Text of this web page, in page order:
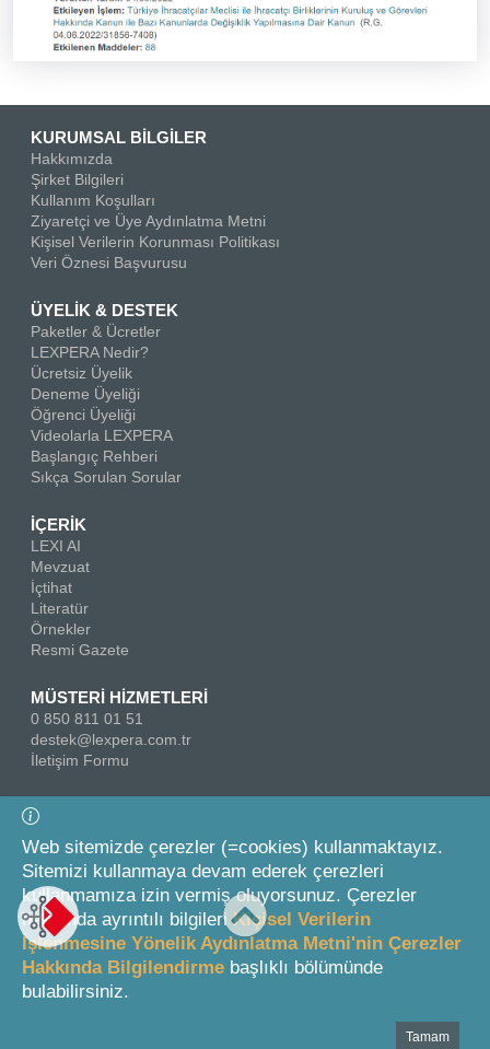
KURUMSAL BİLGİLER
Hakkımızda
Şirket Bilgileri
Kullanım Koşulları
Ziyaretçi ve Üye Aydınlatma Metni
Kişisel Verilerin Korunması Politikası
Veri Öznesi Başvurusu
ÜYELİK & DESTEK
Paketler & Ücretler
LEXPERA Nedir?
Ücretsiz Üyelik
Deneme Üyeliği
Öğrenci Üyeliği
Videolarla LEXPERA
Başlangıç Rehberi
Sıkça Sorulan Sorular
İÇERİK
LEXI AI
Mevzuat
İçtihat
Literatür
Örnekler
Resmi Gazete
MÜSTERİ HİZMETLERİ
0 850 811 01 51
destek@lexpera.com.tr
İletişim Formu
Bizi Takip Edin
© 2026 On İki Levha Yayıncılık A.Ş.
Web sitemizde çerezler (=cookies) kullanmaktayız.
Sitemizi kullanmaya devam ederek çerezleri
kullanmamıza izin vermiş oluyorsunuz. Çerezler
hakkında ayrıntılı bilgileriKişisel Verilerin
İşlenmesine Yönelik Aydınlatma Metni'nin Çerezler
Hakkında Bilgilendirme başlıklı bölümünde
bulabilirsiniz.
Tamam